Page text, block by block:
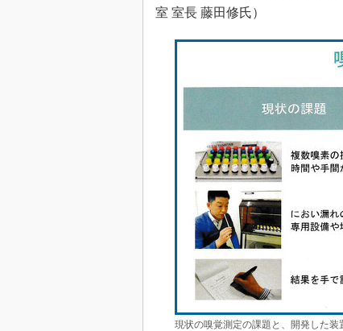
室 室長 藤田修氏）
現状の嗅覚測定の課題と、開発した